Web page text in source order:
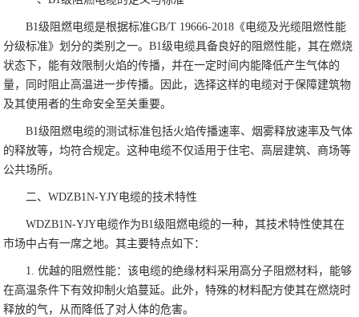
B1级阻燃电缆是根据标准GB/T 19666-2018《电缆及光缆阻燃性能
分级标准》划分的类别之一。B1级电缆具备良好的阻燃性能，其在燃烧
状态下，能有效限制火焰的传播，并在一定时间内能降低产生气体的
量，同时阻止高温进一步传播。因此，选择这样的电缆对于保障建筑物
及其使用者的生命安全至关重要。
B1级阻燃电缆的测试标准包括火焰传播速率、烟雾释放速率及气体
的释放等，均符合规定。这种电缆不仅适用于住宅、高层建筑、商场等
公共场所。
二、WDZB1N-YJY电缆的技术特性
WDZB1N-YJY电缆作为B1级阻燃电缆的一种，其技术特性使其在
市场中占有一席之地。其主要特点如下：
1. 优越的阻燃性能：该电缆的绝缘材料采用高分子阻燃材料，能够
在高温条件下有效抑制火焰蔓延。此外，特殊的材料配方使其在燃烧时
释放的气，从而降低了对人体的危害。